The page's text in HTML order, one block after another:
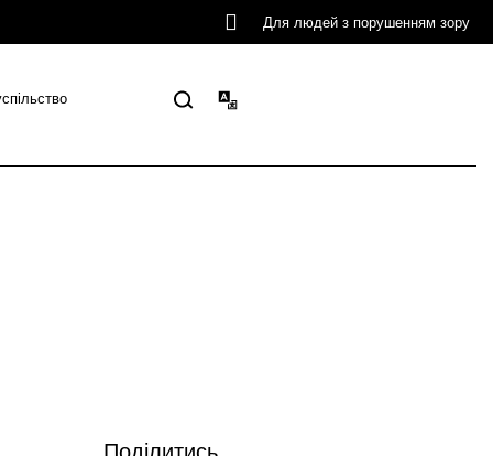
Для людей з порушенням зору